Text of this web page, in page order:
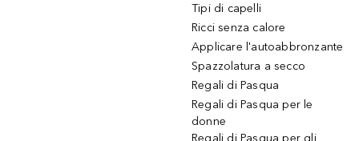
Tipi di capelli
Ricci senza calore
Applicare l'autoabbronzante
Spazzolatura a secco
Regali di Pasqua
Regali di Pasqua per le
donne
Regali di Pasqua per gli